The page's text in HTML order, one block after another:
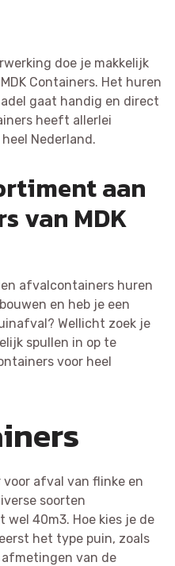
doe je makkelijk
Containers. Het huren
gaat handig en direct
heeft allerlei
Nederland.
aan
van MDK
afvalcontainers huren
en heb je een
Wellicht zoek je
spullen in op te
voor heel
afval van flinke en
soorten
40m3. Hoe kies je de
het type puin, zoals
afmetingen van de